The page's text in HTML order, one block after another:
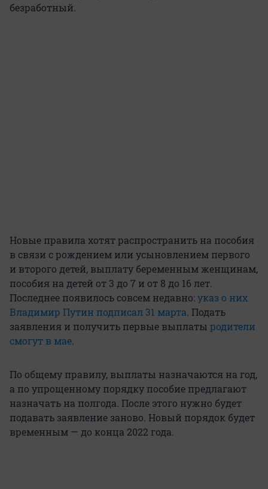
безработный.
Новые правила хотят распространить на пособия
в связи с рождением или усыновлением первого
и второго детей, выплату беременным женщинам,
пособия на детей от 3 до 7 и от 8 до 16 лет.
Последнее появилось совсем недавно:указ о них
Владимир Путин подписал 31 марта. Подать
заявления и получить первые выплаты родители
смогут в мае.
По общему правилу, выплаты назначаются на год,
а по упрощенному порядку пособие предлагают
назначать на полгода. После этого нужно будет
подавать заявление заново. Новый порядок будет
временным — до конца 2022 года.